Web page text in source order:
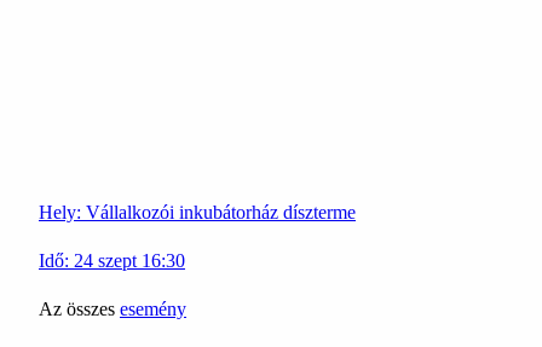
Hely: Vállalkozói inkubátorház díszterme
Idő: 24 szept 16:30
Az összes esemény